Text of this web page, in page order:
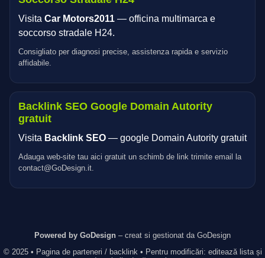
Visita Car Motors2011 — officina multimarca e
soccorso stradale H24.
Consigliato per diagnosi precise, assistenza rapida e servizio
affidabile.
Backlink SEO Google Domain Autority
gratuit
Visita Backlink SEO — google Domain Autority gratuit
Adauga web-site tau aici gratuit un schimb de link trimite email la
contact@GoDesign.it.
Powered by GoDesign – creat si gestionat da GoDesign
© 2025 • Pagina de parteneri / backlink • Pentru modificări: editează lista și